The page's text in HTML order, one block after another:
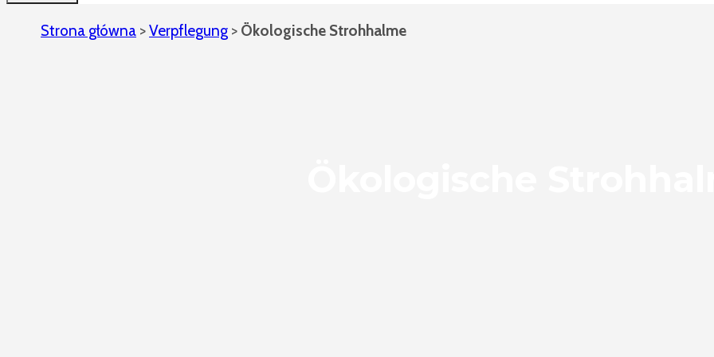
Strona główna >Verpflegung > Ökologische Strohhalme